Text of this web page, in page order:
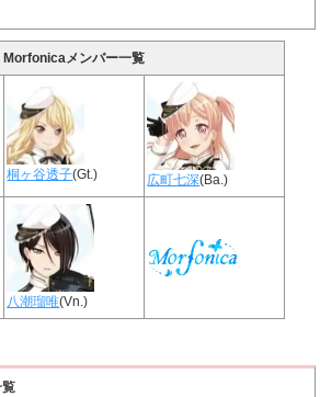
Morfonicaメンバー一覧
桐ヶ谷透子(Gt.) 広町七深(Ba.)
八潮瑠唯(Vn.)